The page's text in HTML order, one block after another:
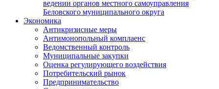
ведении органов местного самоуправления
Беловского муниципального округа
Экономика
Антикризисные меры
Антимонопольный комплаенс
Ведомственный контроль
Муниципальные закупки
Оценка регулирующего воздействия
Потребительский рынок
Предпринимательство